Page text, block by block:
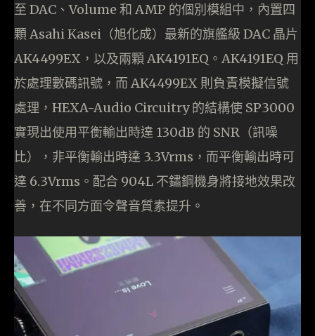
至 DAC、Volume 和 AMP 的個別模組中，內置四
顆 Asahi Kasei（旭化成）最新的旗艦級 DAC 晶片
AK4499EX，以及兩顆 AK4191EQ。AK4191EQ 用
於處理數碼訊號，而 AK4499EX 則負責模擬信號
處理，HEXA-Audio Circuitry 的結構使 SP3000
實現出使用平衡輸出時達 130dB 的 SNR（訊噪
比），非平衡輸出時達 3.3Vrms，而平衡輸出時可
達 6.3Vrms。配合 904L 不鏽鋼機身將接地效果改
善，在不同方面令聲音質素提升。